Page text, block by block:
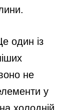
один із
не
у